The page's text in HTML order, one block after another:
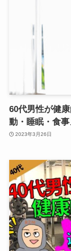
60代男性が健
動・睡眠・食
2023年3月26日